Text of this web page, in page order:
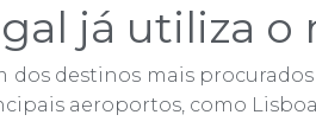
já utiliza o
dos destinos mais
aeroportos, como